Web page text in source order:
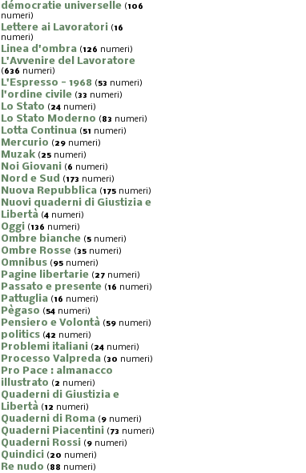
démocratie universelle (106
numeri)
Lettere ai Lavoratori (16
numeri)
Linea d'ombra (126 numeri)
L'Avvenire del Lavoratore
(636 numeri)
L'Espresso - 1968 (53 numeri)
l'ordine civile (33 numeri)
Lo Stato (24 numeri)
Lo Stato Moderno (83 numeri)
Lotta Continua (51 numeri)
Mercurio (29 numeri)
Muzak (25 numeri)
Noi Giovani (6 numeri)
Nord e Sud (173 numeri)
Nuova Repubblica (175 numeri)
Nuovi quaderni di Giustizia e
Libertà (4 numeri)
Oggi (136 numeri)
Ombre bianche (5 numeri)
Ombre Rosse (35 numeri)
Omnibus (95 numeri)
Pagine libertarie (27 numeri)
Passato e presente (16 numeri)
Pattuglia (16 numeri)
Pègaso (54 numeri)
Pensiero e Volontà (59 numeri)
politics (42 numeri)
Problemi italiani (24 numeri)
Processo Valpreda (30 numeri)
Pro Pace : almanacco
illustrato (2 numeri)
Quaderni di Giustizia e
Libertà (12 numeri)
Quaderni di Roma (9 numeri)
Quaderni Piacentini (73 numeri)
Quaderni Rossi (9 numeri)
Quindici (20 numeri)
Re nudo (88 numeri)